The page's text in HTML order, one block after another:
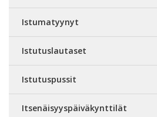
Istumatyynyt
Istutuslautaset
Istutuspussit
Itsenäisyyspäiväkynttilät